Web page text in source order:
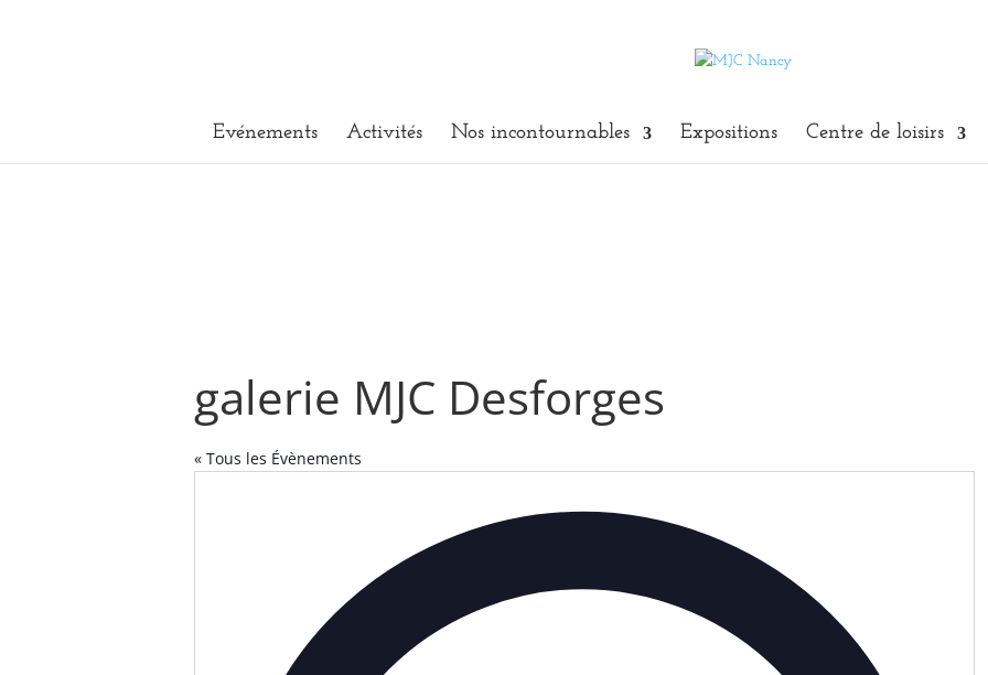
Evénements Activités Nos incontournables Expositions Centre de loisirs
galerie MJC Desforges
« Tous les Évènements